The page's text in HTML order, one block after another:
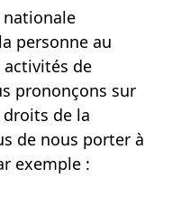
personne au
activités de
prononçons sur
de la
de nous porter à
exemple :